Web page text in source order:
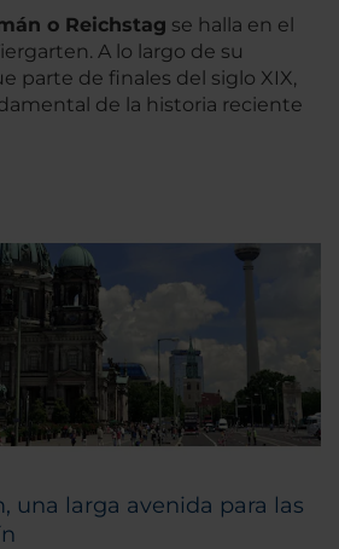
o Reichstag se halla en el
A lo largo de su
parte de finales del siglo XIX,
de la historia reciente
una larga avenida para las